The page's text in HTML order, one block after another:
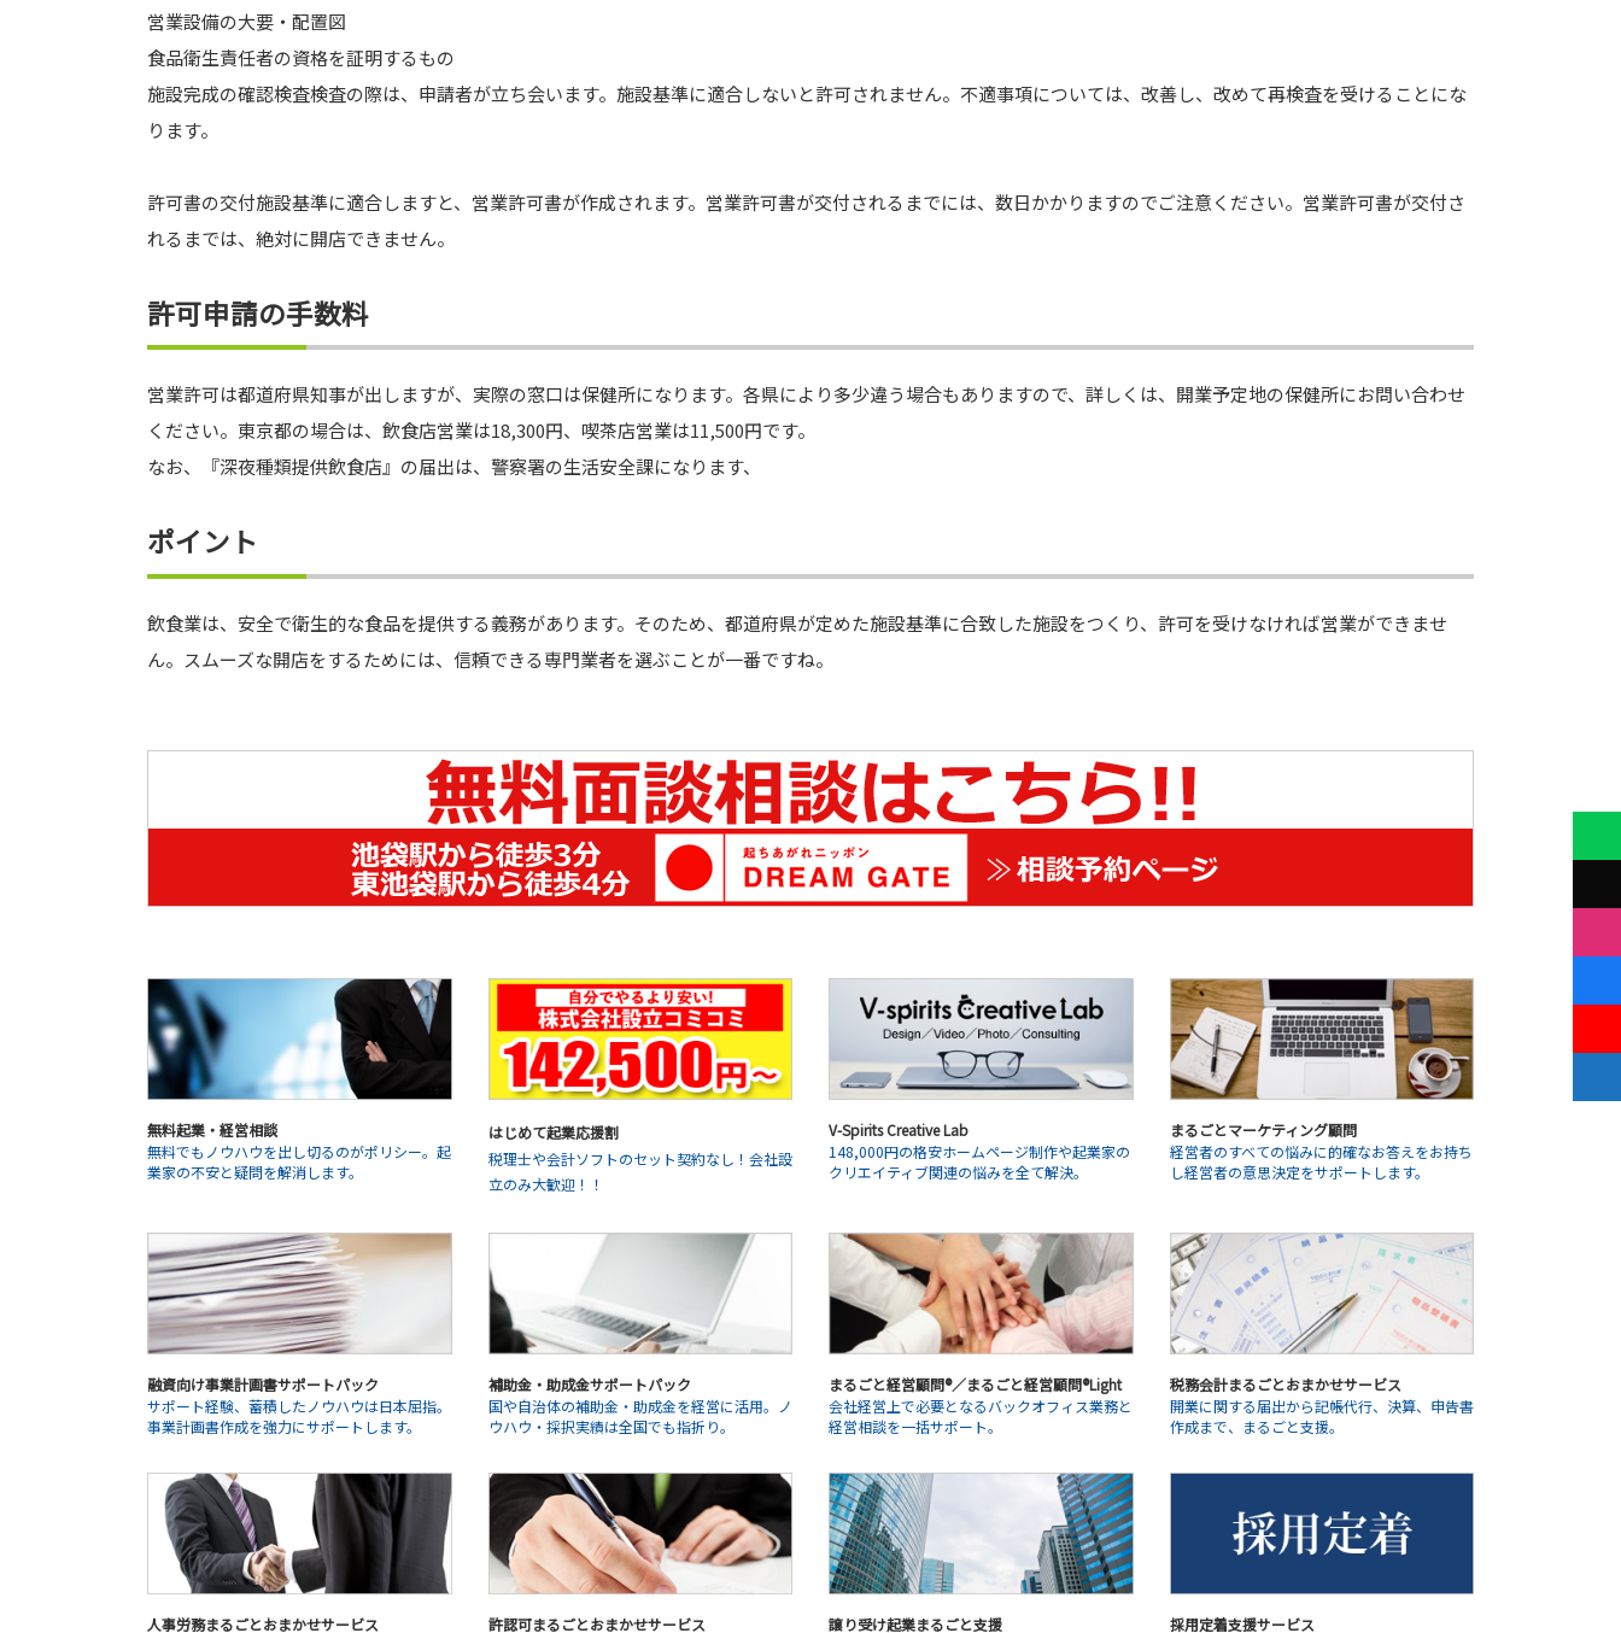
営業設備の大要・配置図
食品衛生責任者の資格を証明するもの
施設完成の確認検査検査の際は、申請者が立ち会います。施設基準に適合しないと許可されません。不適事項については、改善し、改めて再検査を受けることにな
ります。
許可書の交付施設基準に適合しますと、営業許可書が作成されます。営業許可書が交付されるまでには、数日かかりますのでご注意ください。営業許可書が交付さ
れるまでは、絶対に開店できません。
許可申請の手数料
営業許可は都道府県知事が出しますが、実際の窓口は保健所になります。各県により多少違う場合もありますので、詳しくは、開業予定地の保健所にお問い合わせ
ください。東京都の場合は、飲食店営業は18,300円、喫茶店営業は11,500円です。
なお、『深夜種類提供飲食店』の届出は、警察署の生活安全課になります、
ポイント
飲食業は、安全で衛生的な食品を提供する義務があります。そのため、都道府県が定めた施設基準に合致した施設をつくり、許可を受けなければ営業ができませ
ん。スムーズな開店をするためには、信頼できる専門業者を選ぶことが一番ですね。
無料起業・経営相談
無料でもノウハウを出し切るのがポリシー。起
業家の不安と疑問を解消します。
はじめて起業応援割
税理士や会計ソフトのセット契約なし！会社設
立のみ大歓迎！！
V-Spirits Creative Lab
148,000円の格安ホームページ制作や起業家の
クリエイティブ関連の悩みを全て解決。
まるごとマーケティング顧問
経営者のすべての悩みに的確なお答えをお持ち
し経営者の意思決定をサポートします。
融資向け事業計画書サポートパック
サポート経験、蓄積したノウハウは日本屈指。
事業計画書作成を強力にサポートします。
補助金・助成金サポートパック
国や自治体の補助金・助成金を経営に活用。ノ
ウハウ・採択実績は全国でも指折り。
まるごと経営顧問®／まるごと経営顧問®Light
会社経営上で必要となるバックオフィス業務と
経営相談を一括サポート。
税務会計まるごとおまかせサービス
開業に関する届出から記帳代行、決算、申告書
作成まで、まるごと支援。
人事労務まるごとおまかせサービス
許認可まるごとおまかせサービス
譲り受け起業まるごと支援
採用定着支援サービス